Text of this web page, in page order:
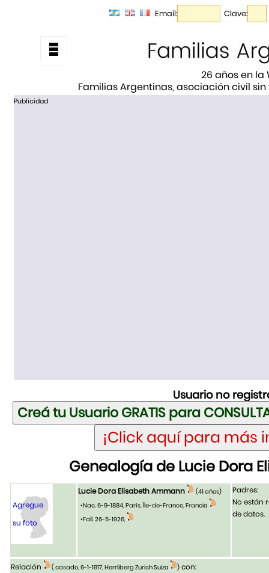
Email: Clave:
26 años en la
Familias Argentinas, asociación civil
Publicidad
Usuario no
Genealogía de Lucie Dora
Agregue
su foto
Lucie Dora Elisabeth Ammann
(41 años)
•Nac. 6-9-1884, París, Île-de-France, Francia
•Fall. 26-5-1926,
Padres:
No están
de datos.
Relación ( casado, 6-1-1917, Herrliberg Zurich Suiza ) con: